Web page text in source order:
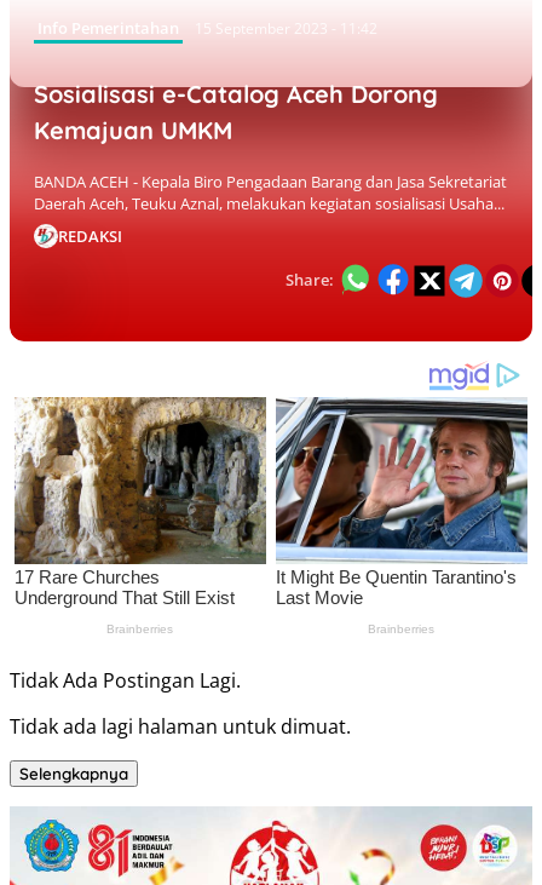
Info Pemerintahan 15 September 2023 - 11:42
Sosialisasi e-Catalog Aceh Dorong
Kemajuan UMKM
BANDA ACEH - Kepala Biro Pengadaan Barang dan Jasa Sekretariat
Daerah Aceh, Teuku Aznal, melakukan kegiatan sosialisasi Usaha...
REDAKSI
Share:
Tidak Ada Postingan Lagi.
Tidak ada lagi halaman untuk dimuat.
Selengkapnya